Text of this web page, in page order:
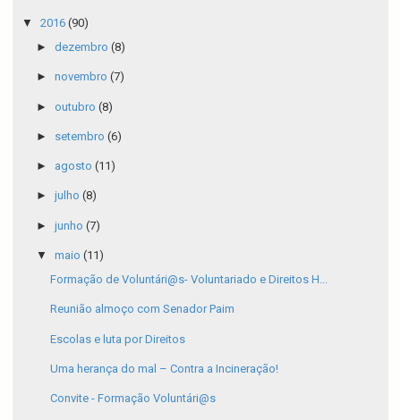
▼ 2016 (90)
► dezembro (8)
► novembro (7)
► outubro (8)
► setembro (6)
► agosto (11)
► julho (8)
► junho (7)
▼ maio (11)
Formação de Voluntári@s- Voluntariado e Direitos H...
Reunião almoço com Senador Paim
Escolas e luta por Direitos
Uma herança do mal – Contra a Incineração!
Convite - Formação Voluntári@s